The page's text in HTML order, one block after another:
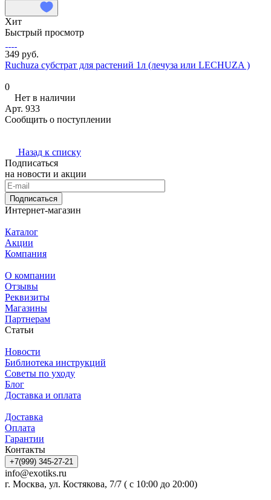
Хит
Быстрый просмотр
349 руб.
Ruchuza субстрат для растений 1л (лечуза или LECHUZA )
0
Нет в наличии
Арт. 933
Сообщить о поступлении
Назад к списку
Подписаться
на новости и акции
Подписаться
Интернет-магазин
Каталог
Акции
Компания
О компании
Отзывы
Реквизиты
Магазины
Партнерам
Статьи
Новости
Библиотека инструкций
Советы по уходу
Блог
Доставка и оплата
Доставка
Оплата
Гарантии
Контакты
+7(999) 345-27-21
info@exotiks.ru
г. Москва, ул. Костякова, 7/7 ( с 10:00 до 20:00)